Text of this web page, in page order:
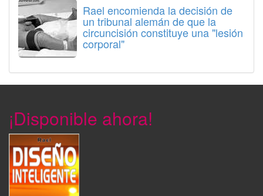
Rael encomienda la decisión de
un tribunal alemán de que la
circuncisión constituye una "lesión
corporal"
¡Disponible ahora!